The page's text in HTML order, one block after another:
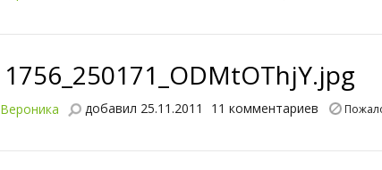
1756_250171_ODMtOThjY.jpg
Вероника добавил 25.11.2011 11 комментариев